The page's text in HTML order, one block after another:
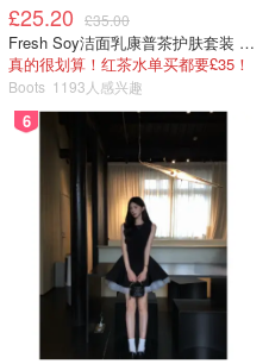
£25.20 £35.00
Fresh Soy洁面乳康普茶护肤套装 100ml
真的很划算！红茶水单买都要£35！
Boots 1193人感兴趣
6